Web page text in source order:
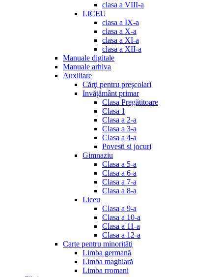
clasa a VIII-a
LICEU
clasa a IX-a
clasa a X-a
clasa a XI-a
clasa a XII-a
Manuale digitale
Manuale arhiva
Auxiliare
Cărţi pentru preşcolari
Invățământ primar
Clasa Pregătitoare
Clasa 1
Clasa a 2-a
Clasa a 3-a
Clasa a 4-a
Povesti si jocuri
Gimnaziu
Clasa a 5-a
Clasa a 6-a
Clasa a 7-a
Clasa a 8-a
Liceu
Clasa a 9-a
Clasa a 10-a
Clasa a 11-a
Clasa a 12-a
Carte pentru minorităţi
Limba germană
Limba maghiară
Limba rromani